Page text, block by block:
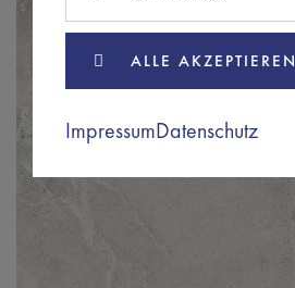
ALLE AKZEPTIEREN
ImpressumDatenschutz